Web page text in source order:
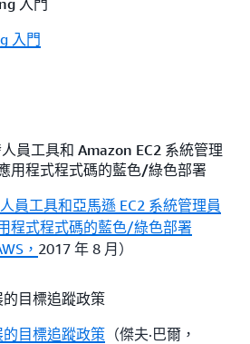
入門
入門
員工具和 Amazon EC2 系統管理
用程式程式碼的藍色/綠色部署
員工具和亞馬遜 EC2 系統管理員
程式程式碼的藍色/綠色部署
， 2017 年 8 月）
目標追蹤政策
目標追蹤政策 （傑夫·巴爾，